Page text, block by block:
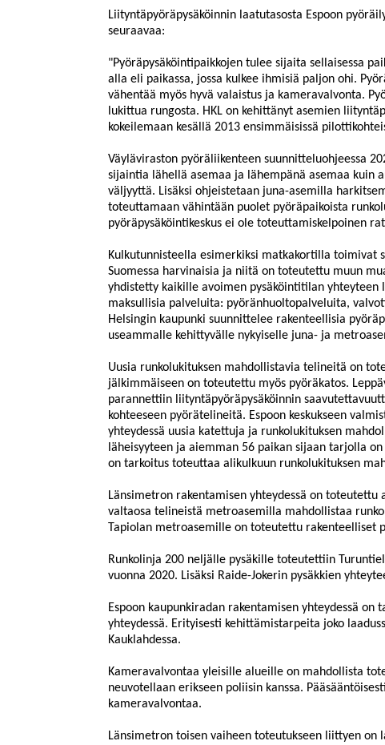
Liityntäpyöräpysäköinnin laatutasosta Espoon
seuraavaa:
"Pyöräpysäköintipaikkojen tulee sijaita sellaisessa
alla eli paikassa, jossa kulkee ihmisiä paljon ohi.
vähentää myös hyvä valaistus ja kameravalvonta.
lukittua rungosta. HKL on kehittänyt asemien
kokeilemaan kesällä 2013 ensimmäisissä
Väyläviraston pyöräliikenteen suunnitteluohjeessa
sijaintia lähellä asemaa ja lähempänä asemaa kuin
väljyyttä. Lisäksi ohjeistetaan juna-asemilla
toteuttamaan vähintään puolet pyöräpaikoista
pyöräpysäköintikeskus ei ole toteuttamiskelpoinen
Kulkutunnisteella esimerkiksi matkakortilla
Suomessa harvinaisia ja niitä on toteutettu muun
yhdistetty kaikille avoimen pysäköintitilan
maksullisia palveluita: pyöränhuoltopalveluita, valv
Helsingin kaupunki suunnittelee rakenteellisia
useammalle kehittyvälle nykyiselle juna- ja
Uusia runkolukituksen mahdollistavia telineitä on
jälkimmäiseen on toteutettu myös pyöräkatos.
parannettiin liityntäpyöräpysäköinnin
kohteeseen pyörätelineitä. Espoon keskukseen
yhteydessä uusia katettuja ja runkolukituksen
läheisyyteen ja aiemman 56 paikan sijaan tarjolla
on tarkoitus toteuttaa alikulkuun runkolukituksen
Länsimetron rakentamisen yhteydessä on
valtaosa telineistä metroasemilla mahdollistaa
Tapiolan metroasemille on toteutettu rakenteelliset
Runkolinja 200 neljälle pysäkille toteutettiin
vuonna 2020. Lisäksi Raide-Jokerin pysäkkien
Espoon kaupunkiradan rakentamisen yhteydessä
yhteydessä. Erityisesti kehittämistarpeita joko laa
Kauklahdessa.
Kameravalvontaa yleisille alueille on mahdollista
neuvotellaan erikseen poliisin kanssa. Pääsääntöisesti
kameravalvontaa.
Länsimetron toisen vaiheen toteutukseen liittyen